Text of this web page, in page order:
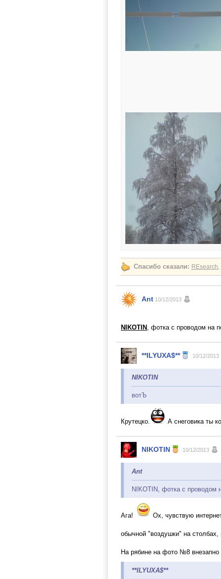
Спасибо сказали: REsearch,
Ant 10/12/2013
NIKOTIN , фотка с проводом на
**ILYUXA$** 10/12/2013
NIKOTIN
вотЪ
Крутецко. А снеговика ты
NIKOTIN 10/12/2013
Ant
NIKOTIN, фотка с проводом
Ага! Ох, чувствую
обычной "воздушки" на
На рябине на фото №8 внезапно
**ILYUXA$**